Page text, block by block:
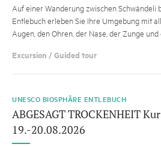
Auf einer Wanderung zwischen Schwändeli
Entlebuch erleben Sie Ihre Umgebung mit
Augen, den Ohren, der Nase, der Zunge
Excursion / Guided tour
UNESCO BIOSPHÄRE ENTLEBUCH
ABGESAGT TROCKENHEIT
19.-20.08.2026